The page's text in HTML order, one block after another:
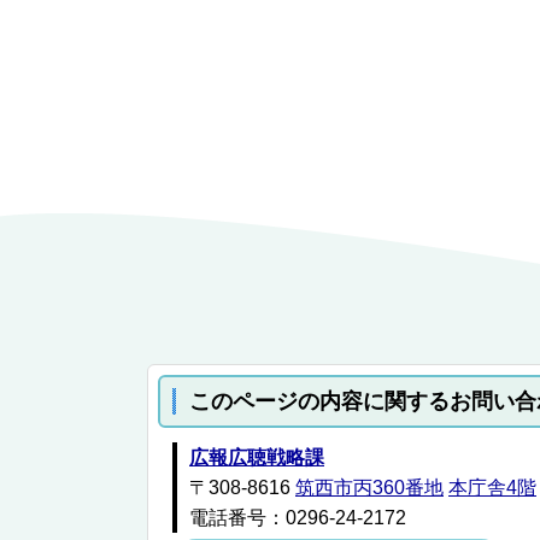
このページの内容に関するお問い
広報広聴戦略課
〒308-8616 筑西市丙360番地 本庁舎4階
電話番号：0296-24-2172